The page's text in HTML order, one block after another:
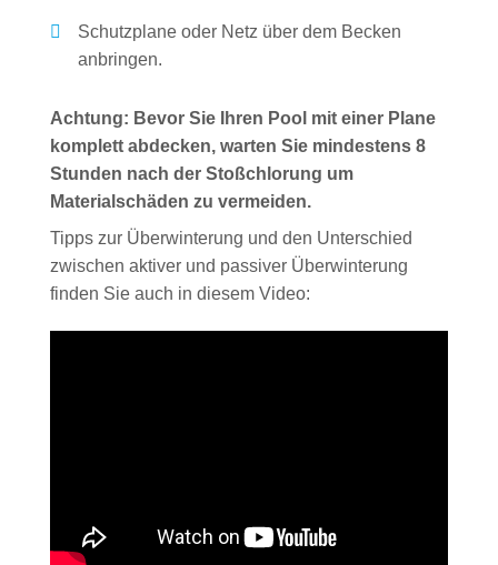
Schutzplane oder Netz über dem Becken
anbringen.
Achtung: Bevor Sie Ihren Pool mit einer Plane
komplett abdecken, warten Sie mindestens 8
Stunden nach der Stoßchlorung um
Materialschäden zu vermeiden.
Tipps zur Überwinterung und den Unterschied
zwischen aktiver und passiver Überwinterung
finden Sie auch in diesem Video: